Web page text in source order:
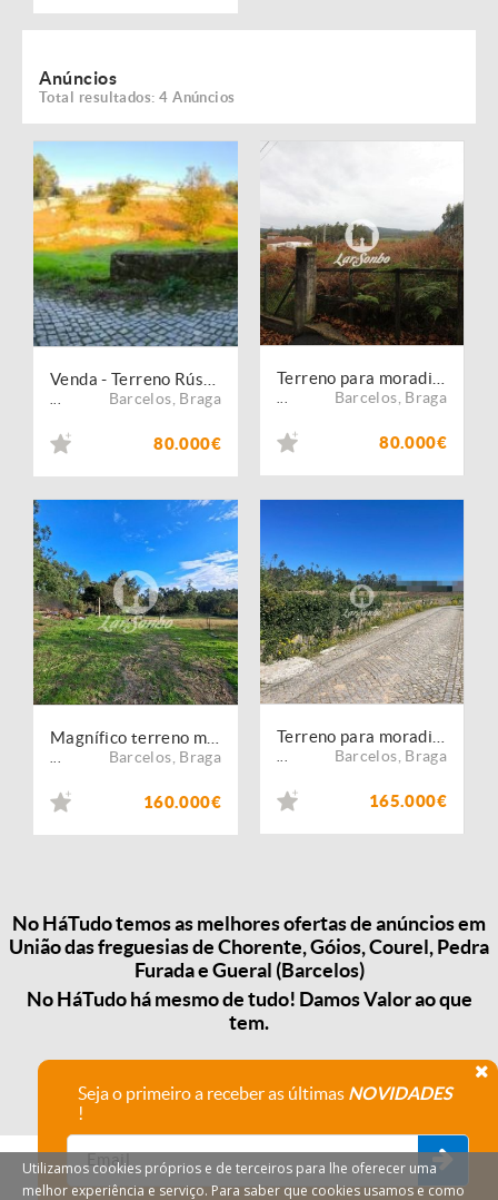
Anúncios
Total resultados: 4 Anúncios
Barcelos Braga
80.000€
Barcelos Braga
80.000€
Barcelos Braga
160.000€
Barcelos Braga
165.000€
No HáTudo temos as melhores ofertas de anúncios em
União das freguesias de Chorente, Góios, Courel, Pedra
Furada e Gueral (Barcelos)
No HáTudo há mesmo de tudo! Damos Valor ao que
tem.
Seja o primeiro a receber as últimas NOVIDADES
!
Utilizamos cookies próprios e de terceiros para lhe oferecer uma
melhor experiência e serviço. Para saber que cookies usamos e como